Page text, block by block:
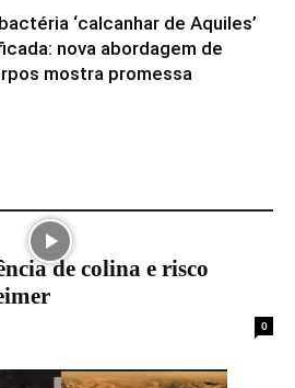
‘calcanhar de Aquiles’
nova abordagem de
mostra promessa
de colina e risco
0